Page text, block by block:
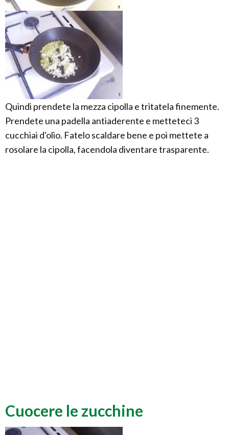
Quindi prendete la mezza cipolla e tritatela finemente.
Prendete una padella antiaderente e metteteci 3
cucchiai d'olio. Fatelo scaldare bene e poi mettete a
rosolare la cipolla, facendola diventare trasparente.
Cuocere le zucchine